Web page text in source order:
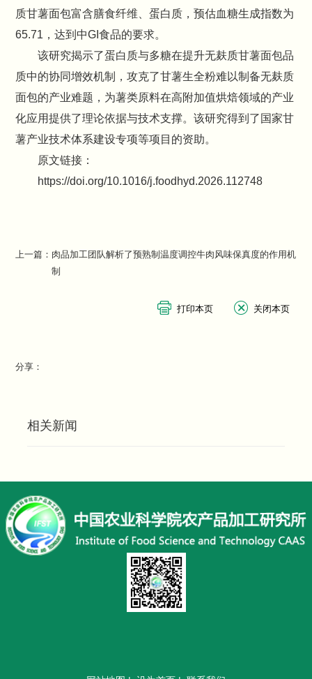
质甘薯面包富含膳食纤维、蛋白质，预估血糖生成指数为
65.71，达到中GI食品的要求。
该研究揭示了蛋白质与多糖在提升无麸质甘薯面包品
质中的协同增效机制，攻克了甘薯生全粉难以制备无麸质
面包的产业难题，为薯类原料在高附加值烘焙领域的产业
化应用提供了理论依据与技术支撑。该研究得到了国家甘
薯产业技术体系建设专项等项目的资助。
原文链接：
https://doi.org/10.1016/j.foodhyd.2026.112748
上一篇： 肉品加工团队解析了预熟制温度调控牛肉风味保真度的作用机
制
分享：
相关新闻